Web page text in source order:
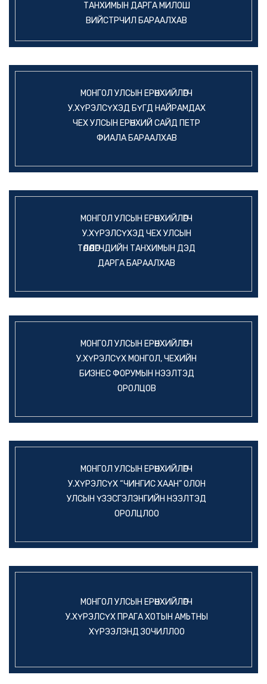
ТАНХИМЫН ДАРГА МИЛОШ
ВИЙСТРЧИЛ БАРААЛХАВ
МОНГОЛ УЛСЫН ЕРӨНХИЙЛӨГЧ
У.ХҮРЭЛСҮХЭД БҮГД НАЙРАМДАХ
ЧЕХ УЛСЫН ЕРӨНХИЙ САЙД ПЕТР
ФИАЛА БАРААЛХАВ
МОНГОЛ УЛСЫН ЕРӨНХИЙЛӨГЧ
У.ХҮРЭЛСҮХЭД ЧЕХ УЛСЫН
ТӨЛӨӨЛӨГЧДИЙН ТАНХИМЫН ДЭД
ДАРГА БАРААЛХАВ
МОНГОЛ УЛСЫН ЕРӨНХИЙЛӨГЧ
У.ХҮРЭЛСҮХ МОНГОЛ, ЧЕХИЙН
БИЗНЕС ФОРУМЫН НЭЭЛТЭД
ОРОЛЦОВ
МОНГОЛ УЛСЫН ЕРӨНХИЙЛӨГЧ
У.ХҮРЭЛСҮХ “ЧИНГИС ХААН” ОЛОН
УЛСЫН ҮЗЭСГЭЛЭНГИЙН НЭЭЛТЭД
ОРОЛЦЛОО
МОНГОЛ УЛСЫН ЕРӨНХИЙЛӨГЧ
У.ХҮРЭЛСҮХ ПРАГА ХОТЫН АМЬТНЫ
ХҮРЭЭЛЭНД ЗОЧИЛЛОО